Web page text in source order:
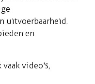
uitvoerbaarheid.
en
video's,